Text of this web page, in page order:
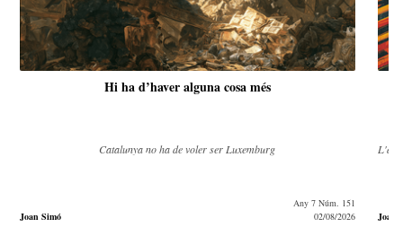
Hi ha d’haver alguna cosa més
Catalunya no ha de voler ser Luxemburg
Joan Simó
Any 7 Núm. 151
02/08/2026